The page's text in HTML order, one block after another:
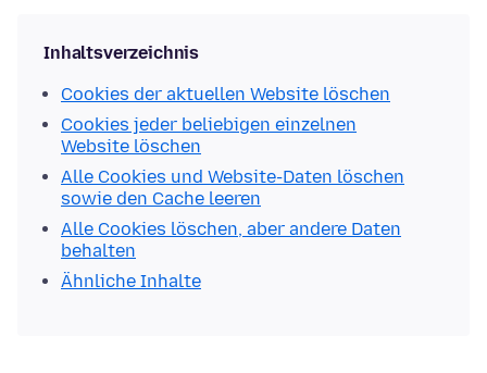
Inhaltsverzeichnis
Cookies der aktuellen Website löschen
Cookies jeder beliebigen einzelnen
Website löschen
Alle Cookies und Website-Daten löschen
sowie den Cache leeren
Alle Cookies löschen, aber andere Daten
behalten
Ähnliche Inhalte